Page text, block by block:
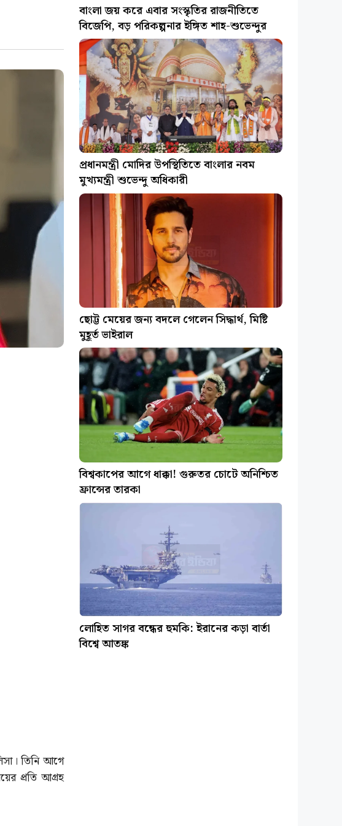
তিনি আগে
প্রতি আগ্রহ
বাংলা জয় করে এবার সংস্কৃতির রাজনীতিতে
বিজেপি, বড় পরিকল্পনার ইঙ্গিত শাহ-শুভেন্দুর
প্রধানমন্ত্রী মোদির উপস্থিতিতে বাংলার নবম
মুখ্যমন্ত্রী শুভেন্দু অধিকারী
ছোট্ট মেয়ের জন্য বদলে গেলেন সিদ্ধার্থ, মিষ্টি
মুহূর্ত ভাইরাল
বিশ্বকাপের আগে ধাক্কা! গুরুতর চোটে অনিশ্চিত
ফ্রান্সের তারকা
লোহিত সাগর বন্ধের হুমকি: ইরানের কড়া বার্তা
বিশ্বে আতঙ্ক